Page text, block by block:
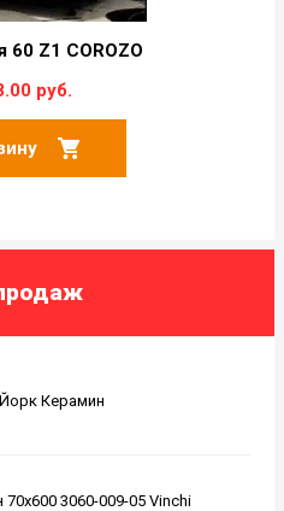
60 Z1 COROZO
руб.
Керамин
3060-009-05 Vinchi